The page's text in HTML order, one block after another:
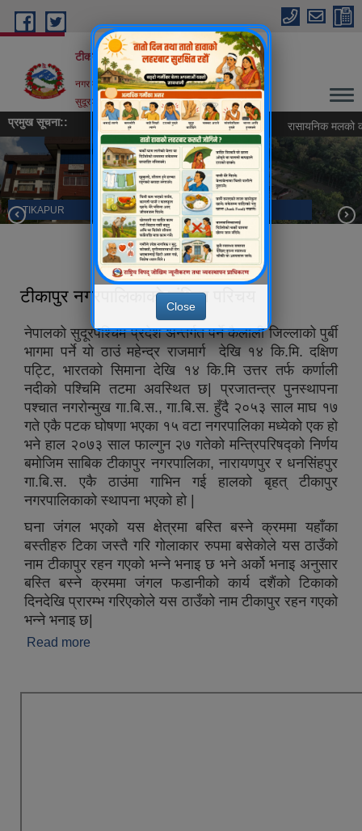
Skip to main content
टीकापुर नगरपालिका
नगर कार्यपालिकाको कार्यालय
सुदूरपश्चिम प्रदेश,टीकापुर-कैलाली
प्रमुख सूचना:: सवारी साधन सञ्चालन सम्बन्धमा । रासायनिक मलको
TIKAPUR
टीकापुर बृहत उद्यान पार्क
टीकापुर नगरपालिकाको संक्षिप्त परिचय
नेपालको सुदूरपश्चिम प्रदेश अन्तर्गत पर्ने कैलाली जिल्लाको पुर्बी
भागमा पर्ने यो ठाउं महेन्द्र राजमार्ग देखि १४ कि.मि. दक्षिण
पट्टि, भारतको सिमाना देखि १४ कि.मि उत्तर तर्फ कर्णाली
नदीको पश्चिमि तटमा अवस्थित छ| प्रजातन्त्र पुनस्थापना
पश्चात नगरोन्मुख गा.बि.स., गा.बि.स. हुँदै २०५३ साल माघ १७
गते एकै पटक घोषणा भएका १५ वटा नगरपालिका मध्येको एक हो
भने हाल २०७३ साल फाल्गुन २७ गतेको मन्त्रिपरिषद्को निर्णय
बमोजिम साबिक टीकापुर नगरपालिका, नारायणपुर र धनसिंहपुर
गा.बि.स. एकै ठाउंमा गाभिन गई हालको बृहत् टीकापुर
नगरपालिकाको स्थापना भएको हो |
घना जंगल भएको यस क्षेत्रमा बस्ति बस्ने क्रममा यहाँका
बस्तीहरु टिका जस्तै गरि गोलाकार रुपमा बसेकोले यस ठाउँको
नाम टीकापुर रहन गएको भन्ने भनाइ छ भने अर्को भनाइ अनुसार
बस्ति बस्ने क्रममा जंगल फडानीको कार्य दशैंको टिकाको
दिनदेखि प्रारम्भ गरिएकोले यस ठाउँको नाम टीकापुर रहन गएको
भन्ने भनाइ छ|
Read more
Close